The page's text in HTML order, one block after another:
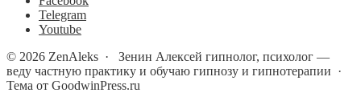
Telegram
Youtube
© 2026 ZenAleks · Зенин Алексей гипнолог, психолог —
веду частную практику и обучаю гипнозу и гипнотерапии ·
Тема от GoodwinPress.ru